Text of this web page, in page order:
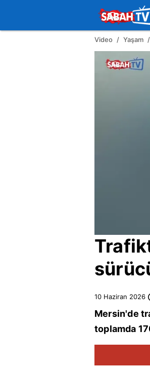
Video Yaşam
10 Haziran 2026
Mersin'de
toplamda